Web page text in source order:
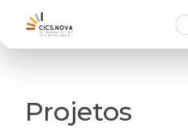
Projetos